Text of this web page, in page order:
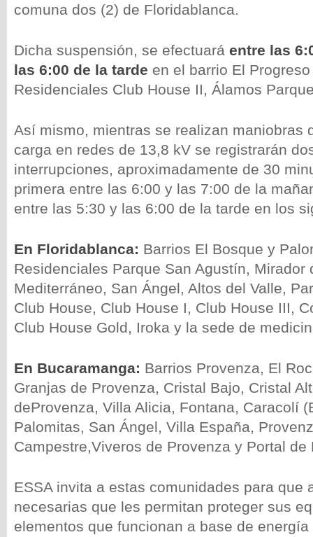
comuna dos (2) de Floridablanca.
Dicha suspensión, se efectuará entre las
las 6:00 de la tarde en el barrio El
Residenciales Club House II, Álamos
Así mismo, mientras se realizan maniobras
carga en redes de 13,8 kV se registrarán
interrupciones, aproximadamente de 30
primera entre las 6:00 y las 7:00 de la
entre las 5:30 y las 6:00 de la tarde en los
En Floridablanca: Barrios El Bosque y
Residenciales Parque San Agustín, Mirador
Mediterráneo, San Ángel, Altos del Valle,
Club House, Club House I, Club House III,
Club House Gold, Iroka y la sede de
En Bucaramanga: Barrios Provenza, El
Granjas de Provenza, Cristal Bajo, Cristal
deProvenza, Villa Alicia, Fontana, Caracolí
Palomitas, San Ángel, Villa España,
Campestre,Viveros de Provenza y Portal de
ESSA invita a estas comunidades para que
necesarias que les permitan proteger sus
elementos que funcionan a base de